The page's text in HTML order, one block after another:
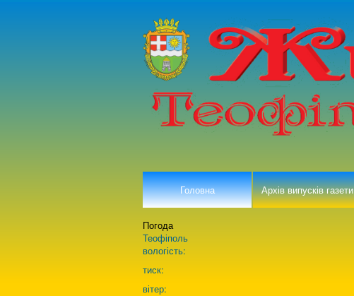
Головна Архів випусків газети
Погода
Теофіполь
вологість:
тиск:
вітер: